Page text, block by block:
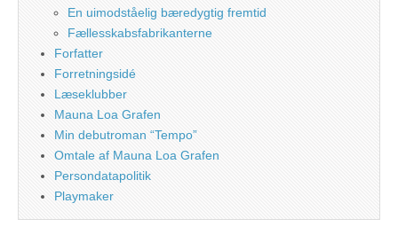
En uimodståelig bæredygtig fremtid
Fællesskabsfabrikanterne
Forfatter
Forretningsidé
Læseklubber
Mauna Loa Grafen
Min debutroman “Tempo”
Omtale af Mauna Loa Grafen
Persondatapolitik
Playmaker